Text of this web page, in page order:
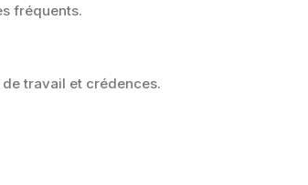
fréquents.
travail et crédences.